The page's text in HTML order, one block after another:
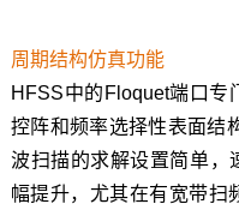
周期结构仿真功能
HFSS中的Floquet端口专
控阵和频率选择性表面结
波扫描的求解设置简单，
幅提升，尤其在有宽带扫